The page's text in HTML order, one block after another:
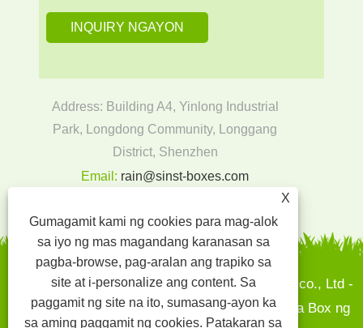
X
Gumagamit kami ng cookies para mag-alok
sa iyo ng mas magandang karanasan sa
pagba-browse, pag-aralan ang trapiko sa
site at i-personalize ang content. Sa
paggamit ng site na ito, sumasang-ayon ka
sa aming paggamit ng cookies. Patakaran sa
Address: Building A4, Yinlong Industrial
Park, Longdong Community, Longgang
District, Shenzhen
Email: rain@sinst-boxes.com
Copyright © 2022 Sinst Printing and Packaging co., Ltd -
Mga Box ng Papel, Mga Kahon ng Regalo - Mga Box ng